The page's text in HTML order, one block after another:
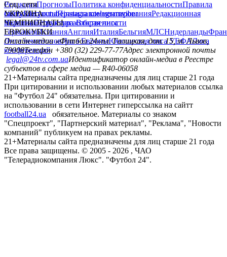
РедакцияПрогнозыПолитика конфиденциальностиПравила
сайтуКонтактыПравила комментированияРедакционная
политикаСтруктура собственности
Соц. сети
facebookxyoutubeinstagramtelegramviber
УКРАИНА
УкраинаПервая лигаВторая лига
ЧЕМПИОНАТЫ
ГерманияИспанияАнглияИталияБельгияМЛСНидерланды
ЕВРОКУБКИ
Лига чемпионовЛига ЕвропыЮношеская лига УЕФАЛига
конференций
Онлайн-медиа «Футбол 24»пл. Галицкая, дом. 15, м. Львов,
79008Телефон +380 (32) 229-77-77Адрес электронной почты
legal@24tv.com.uaИдентификатор онлайн-медиа в Реестре
субъектов в сфере медиа — R40-06058
21+Материалы сайта предназначены для лиц старше 21 года
При цитировании и использовании любых материалов ссылка
на "Футбол 24" обязательна. При цитировании и
использовании в сети Интернет гиперссылка на сайтт
football24.ua
обязательное. Материалы со знаком
"Спецпроект", "Партнерский материал", "Реклама", "Новости
компаний" публикуем на правах рекламы.
21+Материалы сайта предназначены для лиц старше 21 года
Все права защищены. © 2005 - 2026 , ЧАО
"Телерадиокомпания Люкс". "Футбол 24".